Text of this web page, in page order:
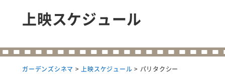
上映スケジュール
ガーデンズシネマ >上映スケジュール > パリタクシー